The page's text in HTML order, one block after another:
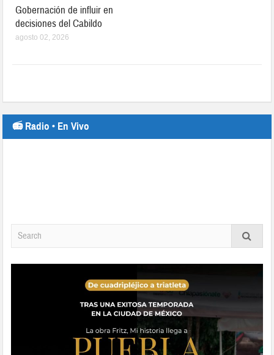
Gobernación de influir en
decisiones del Cabildo
agosto 02, 2026
📻 Radio • En Vivo